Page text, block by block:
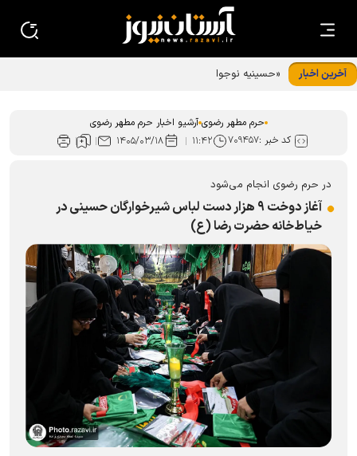
آخرین اخبار
«حسینیه نوجوانان رضوی»؛ قرار نوجوانان امام رضایی در دهه
حرم مطهر رضوی آرشیو اخبار حرم مطهر رضوی
کد خبر :۷۰۹۴۵۷ ۱۱:۴۲ ۱۴۰۵/۰۳/۱۸
در حرم رضوی انجام می‌شود
آغاز دوخت ۹ هزار دست لباس شیرخوارگان حسینی در
خیاط‌خانه حضرت رضا (ع)